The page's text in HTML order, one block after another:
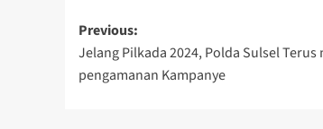
Post
navigation
Previous:
Jelang Pilkada 2024, Polda Sulsel
pengamanan Kampanye